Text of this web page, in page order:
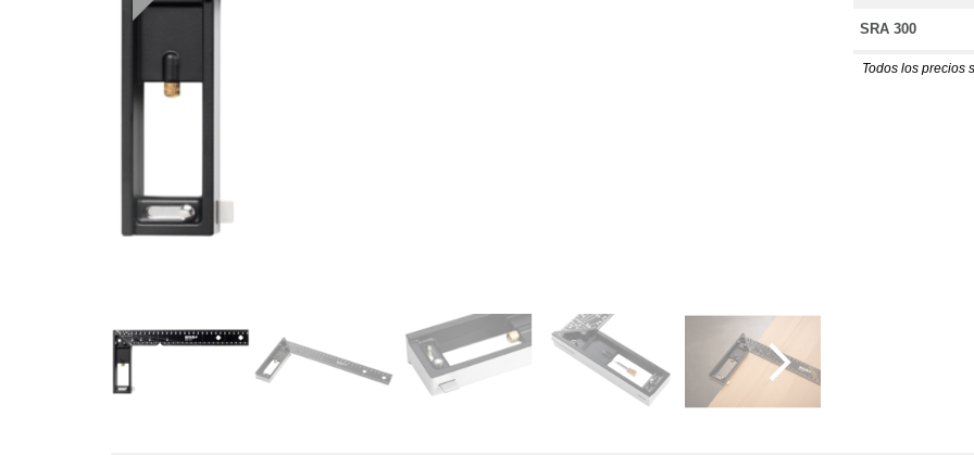
SRA 300
Todos los precios